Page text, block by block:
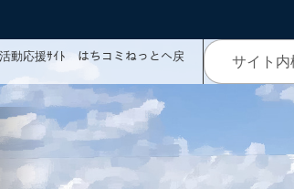
動応援ｻｲﾄ はちコミねっとへ戻